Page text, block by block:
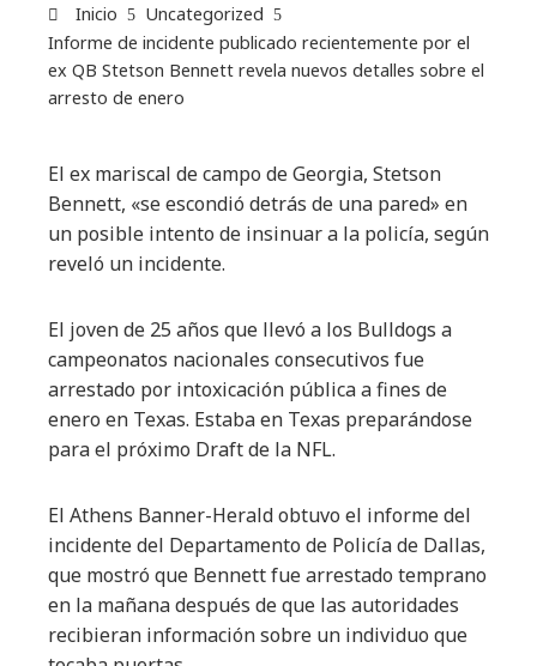
Inicio
Uncategorized
Informe de incidente publicado recientemente por el
ex QB Stetson Bennett revela nuevos detalles sobre el
arresto de enero
El ex mariscal de campo de Georgia, Stetson
Bennett, «se escondió detrás de una pared» en
un posible intento de insinuar a la policía, según
reveló un incidente.
El joven de 25 años que llevó a los Bulldogs a
campeonatos nacionales consecutivos fue
arrestado por intoxicación pública a fines de
enero en Texas. Estaba en Texas preparándose
para el próximo Draft de la NFL.
El Athens Banner-Herald obtuvo el informe del
incidente del Departamento de Policía de Dallas,
que mostró que Bennett fue arrestado temprano
en la mañana después de que las autoridades
recibieran información sobre un individuo que